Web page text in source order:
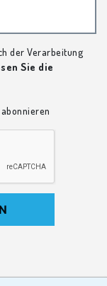
der Verarbeitung
Sie die